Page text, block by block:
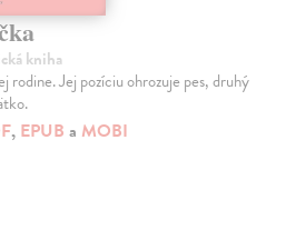
kniha
rodine. Jej pozíciu ohrozuje pes, druhý
, EPUB a MOBI